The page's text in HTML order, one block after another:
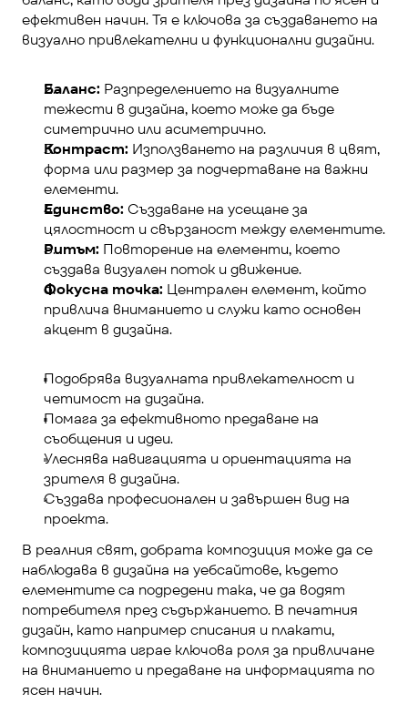
ефективен начин. Тя е ключова за създаването на
визуално привлекателни и функционални дизайни.
Баланс: Разпределението на визуалните
тежести в дизайна, което може да бъде
симетрично или асиметрично.
Контраст: Използването на различия в цвят,
форма или размер за подчертаване на важни
елементи.
Единство: Създаване на усещане за
цялостност и свързаност между елементите.
Ритъм: Повторение на елементи, което
създава визуален поток и движение.
Фокусна точка: Централен елемент, който
привлича вниманието и служи като основен
акцент в дизайна.
Подобрява визуалната привлекателност и
четимост на дизайна.
Помага за ефективното предаване на
съобщения и идеи.
Улеснява навигацията и ориентацията на
зрителя в дизайна.
Създава професионален и завършен вид на
проекта.
В реалния свят, добрата композиция може да се
наблюдава в дизайна на уебсайтове, където
елементите са подредени така, че да водят
потребителя през съдържанието. В печатния
дизайн, като например списания и плакати,
композицията играе ключова роля за привличане
на вниманието и предаване на информацията по
ясен начин.